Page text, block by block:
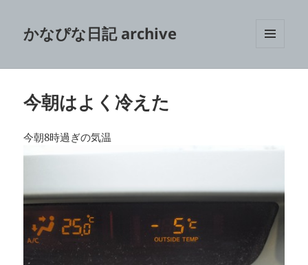
かなぴな日記 archive
ーとウ
今朝はよく冷えた
今朝8時過ぎの気温